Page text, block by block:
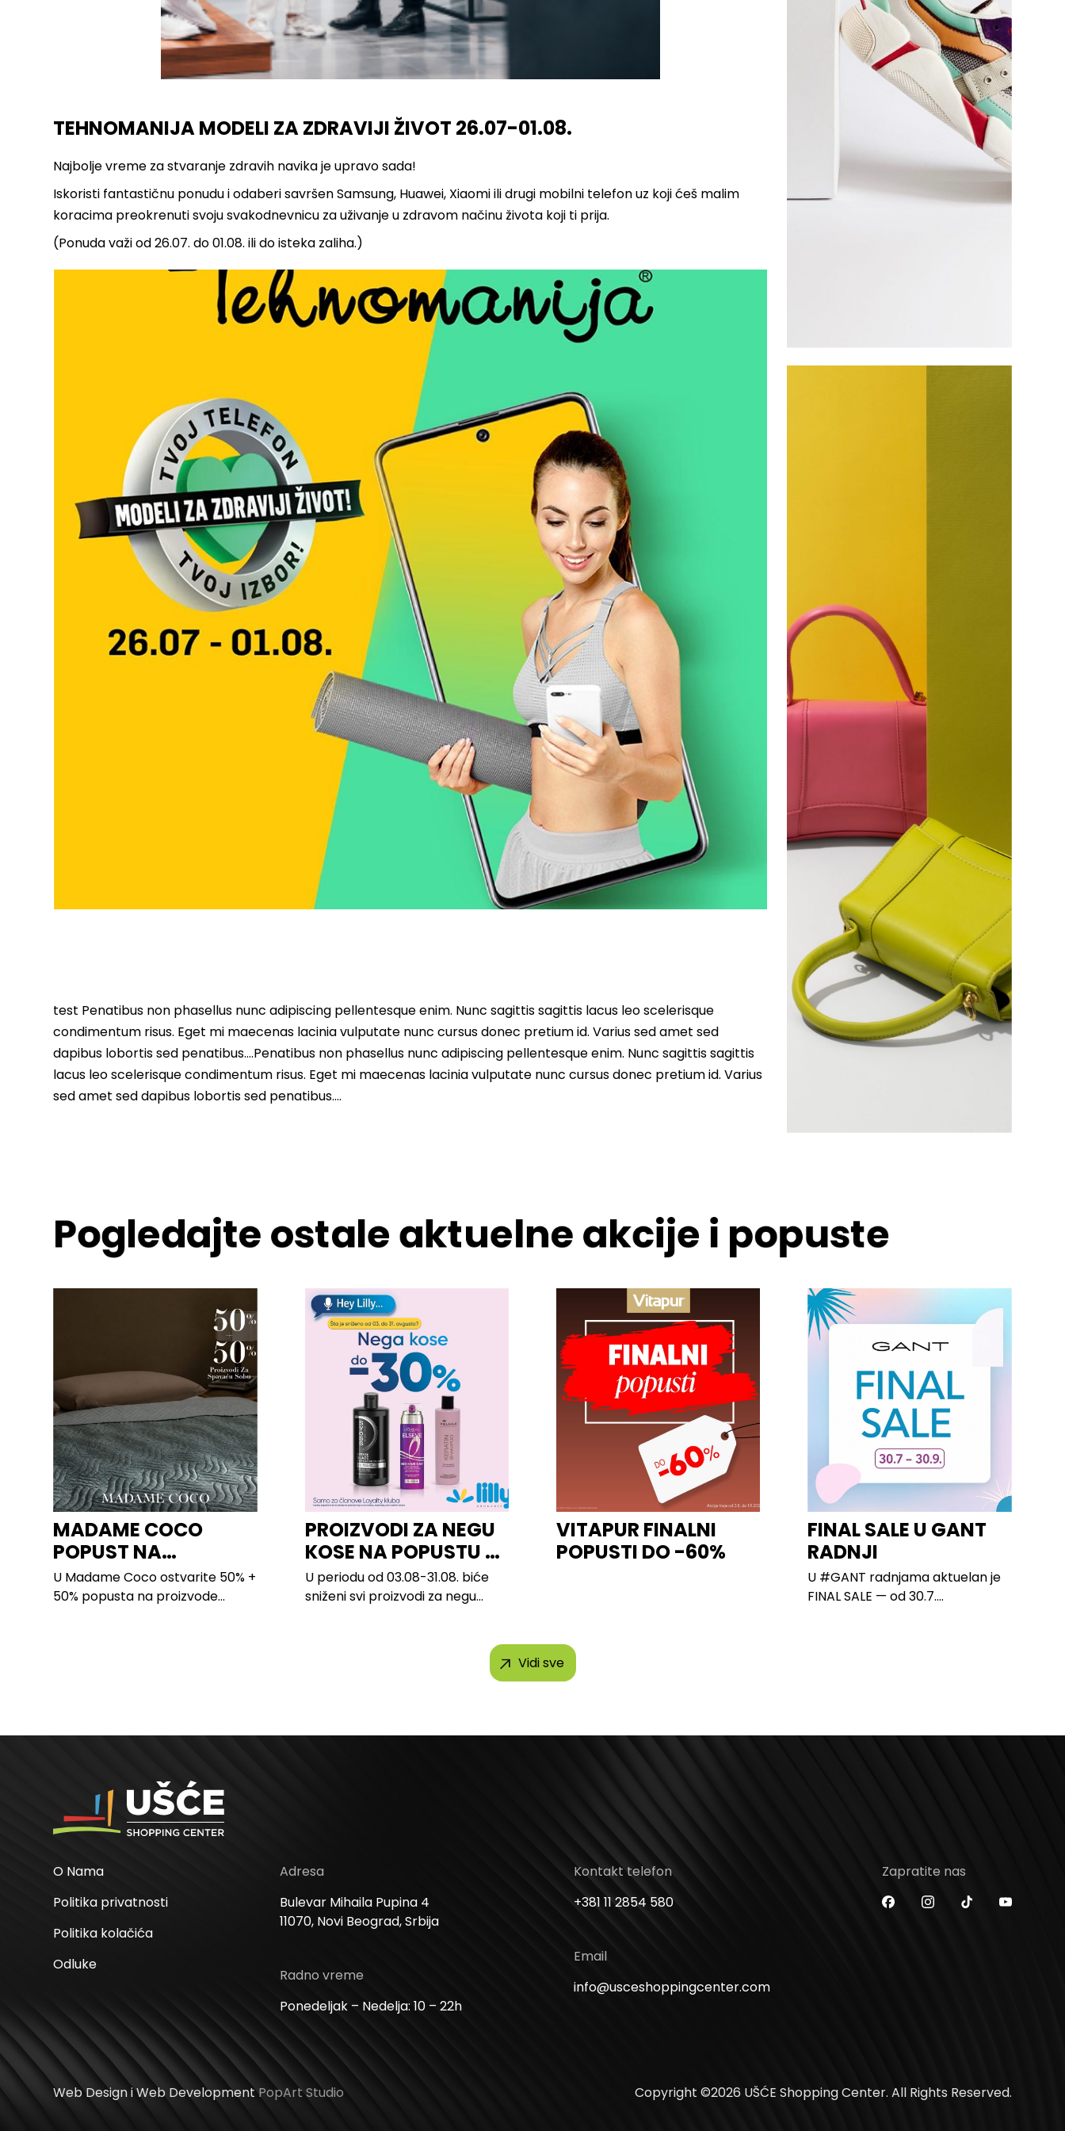
TEHNOMANIJA MODELI ZA ZDRAVIJI ŽIVOT 26.07-01.08.
Najbolje vreme za stvaranje zdravih navika je upravo sada!
Iskoristi fantastičnu ponudu i odaberi savršen Samsung, Huawei, Xiaomi ili drugi mobilni telefon uz koji ćeš malim
koracima preokrenuti svoju svakodnevnicu za uživanje u zdravom načinu života koji ti prija.
(Ponuda važi od 26.07. do 01.08. ili do isteka zaliha.)
test Penatibus non phasellus nunc adipiscing pellentesque enim. Nunc sagittis sagittis lacus leo scelerisque
condimentum risus. Eget mi maecenas lacinia vulputate nunc cursus donec pretium id. Varius sed amet sed
dapibus lobortis sed penatibus….Penatibus non phasellus nunc adipiscing pellentesque enim. Nunc sagittis sagittis
lacus leo scelerisque condimentum risus. Eget mi maecenas lacinia vulputate nunc cursus donec pretium id. Varius
sed amet sed dapibus lobortis sed penatibus….
Pogledajte ostale aktuelne akcije i popuste
MADAME COCO
POPUST NA
PROIZVODE ZA
SPAVAĆU SOBU
U Madame Coco ostvarite 50% +
50% popusta na proizvode...
PROIZVODI ZA NEGU
KOSE NA POPUSTU U
LILLY
U periodu od 03.08-31.08. biće
sniženi svi proizvodi za negu
VITAPUR FINALNI
POPUSTI DO -60%
FINAL SALE U GANT
RADNJI
U #GANT radnjama aktuelan je
FINAL SALE — od 30.7....
Vidi sve
O Nama
Politika privatnosti
Politika kolačića
Odluke
Adresa
Bulevar Mihaila Pupina 4
11070, Novi Beograd, Srbija
Radno vreme
Ponedeljak – Nedelja: 10 – 22h
Kontakt telefon
+381 11 2854 580
Email
info@usceshoppingcenter.com
Zapratite nas
Web Design i Web DevelopmentPopArt Studio Copyright ©2026 UŠĆE Shopping Center. All Rights Reserved.